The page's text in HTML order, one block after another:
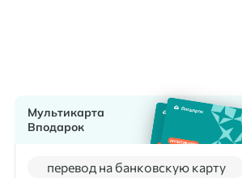
Мультикарта
Вподарок
перевод на банковскую карту